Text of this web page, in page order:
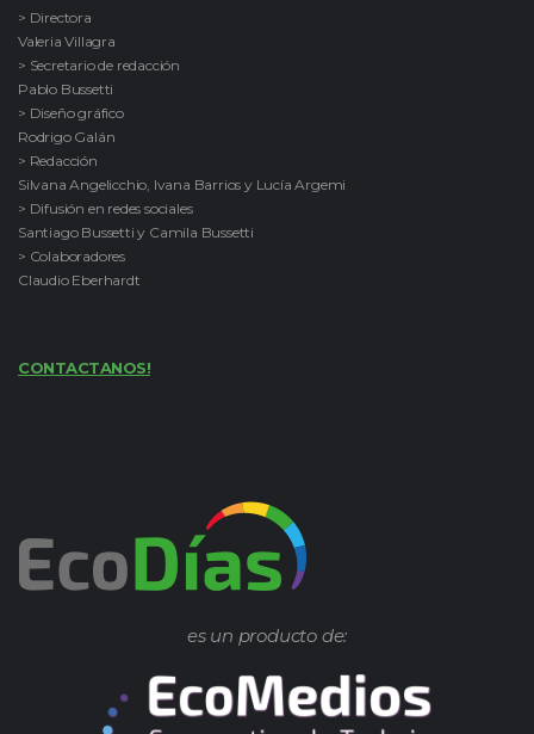
> Directora
Valeria Villagra
> Secretario de redacción
Pablo Bussetti
> Diseño gráfico
Rodrigo Galán
> Redacción
Silvana Angelicchio, Ivana Barrios y Lucía Argemi
> Difusión en redes sociales
Santiago Bussetti y Camila Bussetti
> Colaboradores
Claudio Eberhardt
CONTACTANOS!
es un producto de: